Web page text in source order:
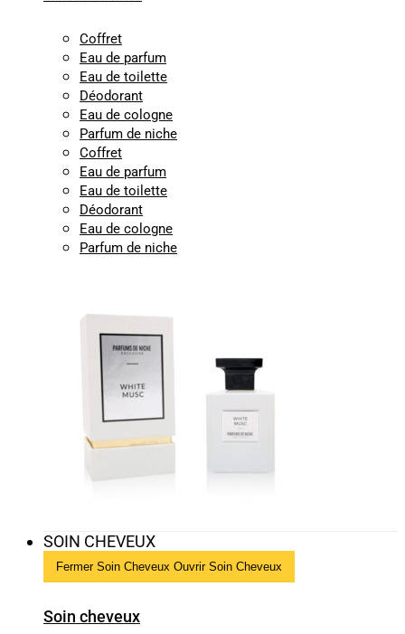
Coffret
Eau de parfum
Eau de toilette
Déodorant
Eau de cologne
Parfum de niche
Coffret
Eau de parfum
Eau de toilette
Déodorant
Eau de cologne
Parfum de niche
SOIN CHEVEUX
Fermer Soin Cheveux Ouvrir Soin Cheveux
Soin cheveux